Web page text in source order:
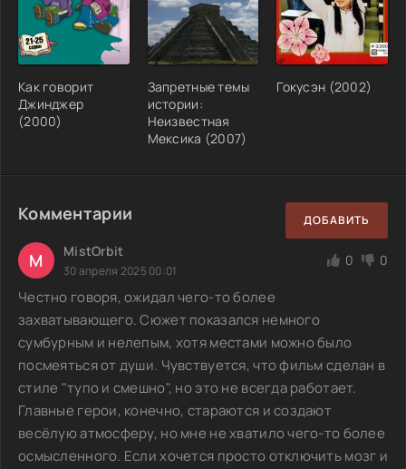
Как говорит
Джинджер
(2000)
Запретные темы
истории:
Неизвестная
Мексика (2007)
Гокусэн (2002)
Комментарии ДОБАВИТЬ
M MistOrbit
30 апреля 2025 00:01
0 0
Честно говоря, ожидал чего-то более
захватывающего. Сюжет показался немного
сумбурным и нелепым, хотя местами можно было
посмеяться от души. Чувствуется, что фильм сделан в
стиле "тупо и смешно", но это не всегда работает.
Главные герои, конечно, стараются и создают
весёлую атмосферу, но мне не хватило чего-то более
осмысленного. Если хочется просто отключить мозг и